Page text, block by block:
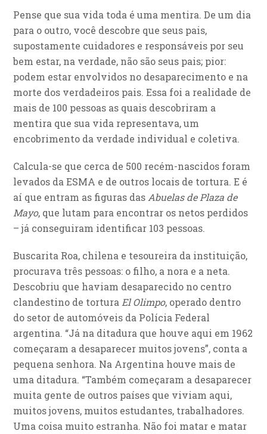
Pense que sua vida toda é uma mentira. De um dia
para o outro, você descobre que seus pais,
supostamente cuidadores e responsáveis por seu
bem estar, na verdade, não são seus pais; pior:
podem estar envolvidos no desaparecimento e na
morte dos verdadeiros pais. Essa foi a realidade de
mais de 100 pessoas as quais descobriram a
mentira que sua vida representava, um
encobrimento da verdade individual e coletiva.
Calcula-se que cerca de 500 recém-nascidos foram
levados da ESMA e de outros locais de tortura. E é
aí que entram as figuras das Abuelas de Plaza de
Mayo, que lutam para encontrar os netos perdidos
– já conseguiram identificar 103 pessoas.
Buscarita Roa, chilena e tesoureira da instituição,
procurava três pessoas: o filho, a nora e a neta.
Descobriu que haviam desaparecido no centro
clandestino de tortura El Olimpo, operado dentro
do setor de automóveis da Polícia Federal
argentina. “Já na ditadura que houve aqui em 1962
começaram a desaparecer muitos jovens”, conta a
pequena senhora. Na Argentina houve mais de
uma ditadura. “Também começaram a desaparecer
muita gente de outros países que viviam aqui,
muitos jovens, muitos estudantes, trabalhadores.
Uma coisa muito estranha. Não foi matar e matar